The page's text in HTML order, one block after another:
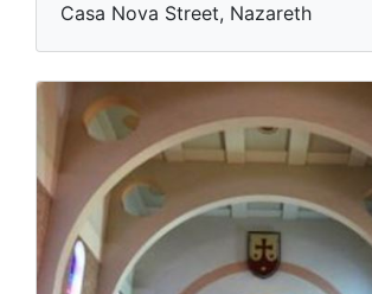
Casa Nova Street, Nazareth